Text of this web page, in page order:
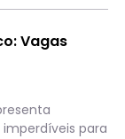
Vagas
para